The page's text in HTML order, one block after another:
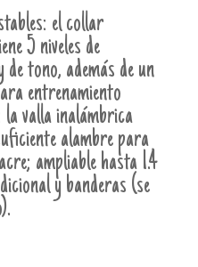
el collar
5 niveles de
tono, además de un
entrenamiento
valla inalámbrica
alambre para
ampliable hasta 1.4
y banderas (se